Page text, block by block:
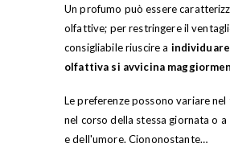
Un profumo può essere
olfattive; per restringere il
consigliabile riuscire a
olfattiva si avvicina
Le preferenze possono variare
nel corso della stessa giornata o
e dell'umore. Ciononostante…